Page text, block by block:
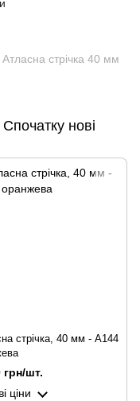
Атласна стрічка 40 мм
Спочатку нові
стрічка, 40 мм - А144
грн/шт.
ціни